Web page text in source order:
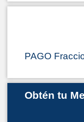
PAGO
Obtén tu